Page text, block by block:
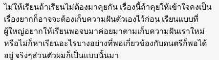
ไม่ให้เรียนถ้าเรียนไม่ต้องมาคุยกัน เรื่องนี้ถ้าคุยให้เข้าใจคงเป็น
เรื่องยากก็อาจจะต้องเก็บความฝันตัวเองไว้ก่อน เรียนแบบที่
ผู้ใหญ่อยากให้เรียนพอจบมาค่อยมาตามเก็บความฝันเราใหม่
หรือไม่ก็หาเรียนอะไรบางอย่างที่พอเกี่ยวข้องกับดนตรีก็พอได้
อยู่ จริงๆส่วนตัวผมก็เป็นแบบนั้นมา